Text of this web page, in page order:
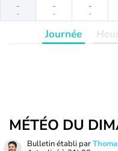
-
-
-
-
-
-
Journée
MÉTÉO DU
Bulletin établi par